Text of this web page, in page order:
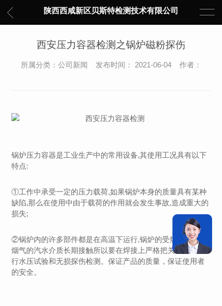
陕西西咸新区贝斯特检测技术有限公司
西安压力容器检测之锅炉磁粉探伤
所属分类：公司新闻 发布时间： 2021-06-04 作者：
锅炉压力容器是工业生产中的常用设备,其使用工况具有以下
特点:
①工作中承受一定的压力载荷,如果锅炉本身的质量具有某种
缺陷,那么在使用中由于载荷的作用就会发生事故,造成重大的
损失;
②锅炉内的许多部件都是在高温下运行,锅炉的受热面与高温
烟气的汽水介质长期接触所以要在焊接上严格把关，必须进
行水压试验和无损探伤检测。保证产品的质量，保证使用者
的安全。